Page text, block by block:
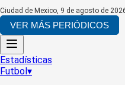
Ciudad de Mexico, 9 de agosto de
VER MÁS PERIÓDICOS
Estadísticas
Futbol▾